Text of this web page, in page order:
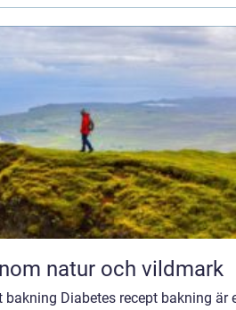
natur och vildmark
bakning Diabetes recept bakning är